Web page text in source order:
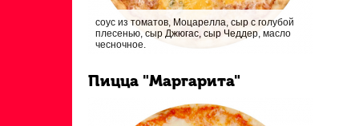
соус из томатов, Моцарелла, сыр с голубой
плесенью, сыр Джюгас, сыр Чеддер, масло
чесночное.
Пицца "Маргарита"